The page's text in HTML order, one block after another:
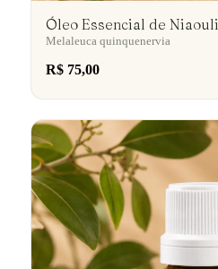
Óleo Essencial de Niaouli
Melaleuca quinquenervia
R$ 75,00